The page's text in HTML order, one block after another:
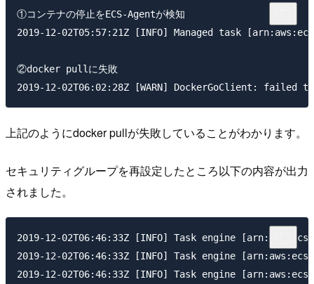
①コンテナの停止をECS-Agentが検知
2019-12-02T05:57:21Z [INFO] Managed task
②docker pullに失敗
上記のようにdocker pullが失敗していることがわかります。
セキュリティグループを再設定したところ以下の内容が出力
されました。
2019-12-02T06:46:33Z [INFO] Task engine
2019-12-02T06:46:33Z [INFO] Task engine